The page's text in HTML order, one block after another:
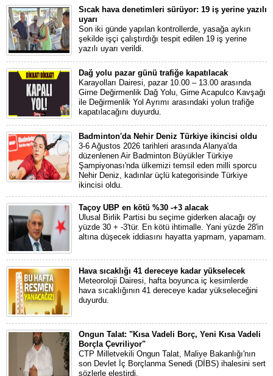
Sıcak hava denetimleri sürüyor: 19 iş yerine yazılı
uyarı
Son iki günde yapılan kontrollerde, yasağa aykırı
şekilde işçi çalıştırdığı tespit edilen 19 iş yerine
yazılı uyarı verildi.
Dağ yolu pazar günü trafiğe kapatılacak
Karayolları Dairesi, pazar 10.00 – 13.00 arasında
Girne Değirmenlik Dağ Yolu, Girne Acapulco Kavşağı
ile Değirmenlik Yol Ayrımı arasındaki yolun trafiğe
kapatılacağını duyurdu.
Badminton'da Nehir Deniz Türkiye ikincisi oldu
3-6 Ağustos 2026 tarihleri arasında Alanya'da
düzenlenen Air Badminton Büyükler Türkiye
Şampiyonası'nda ülkemizi temsil eden milli sporcu
Nehir Deniz, kadınlar üçlü kategorisinde Türkiye
ikincisi oldu.
Taçoy UBP en kötü %30 -+3 alacak
Ulusal Birlik Partisi bu seçime giderken alacağı oy
yüzde 30 + -3'tür. En kötü ihtimalle. Yani yüzde 28'in
altına düşecek iddiasını hayatta yapmam, yapamam.
Hava sıcaklığı 41 dereceye kadar yükselecek
Meteoroloji Dairesi, hafta boyunca iç kesimlerde
hava sıcaklığının 41 dereceye kadar yükseleceğini
duyurdu.
Ongun Talat: "Kısa Vadeli Borç, Yeni Kısa Vadeli
Borçla Çevriliyor"
CTP Milletvekili Ongun Talat, Maliye Bakanlığı'nın
son Devlet İç Borçlanma Senedi (DİBS) ihalesini sert
sözlerle eleştirdi.